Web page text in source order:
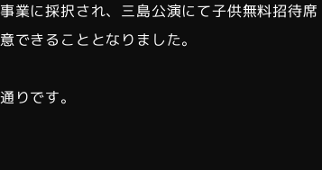
業に採択され、三島公演にて子供無料招待席
できることとなりました。
りです。